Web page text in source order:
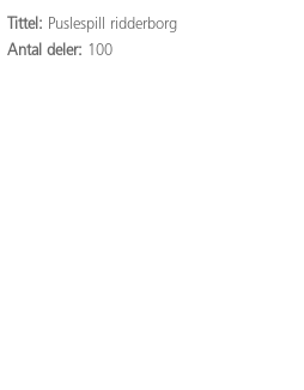
Tittel: Puslespill ridderborg
Antal deler: 100